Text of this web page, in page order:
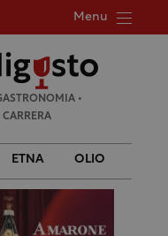
Menu
•
ETNA OLIO